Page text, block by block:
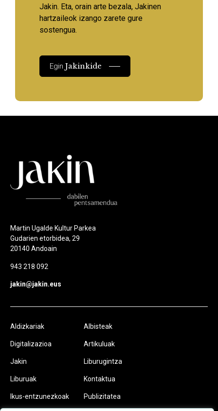
Jakin. Eta, orain arte bezala, Jakinen
hartzaileok izango zarete gure
sostengua.
EginJakinkide
Martin Ugalde Kultur Parkea
Gudarien etorbidea, 29
20140 Andoain
943 218 092
jakin@jakin.eus
Aldizkariak
Digitalizazioa
Jakin
Liburuak
Ikus-entzunezkoak
Albisteak
Artikuluak
Liburugintza
Kontaktua
Publizitatea